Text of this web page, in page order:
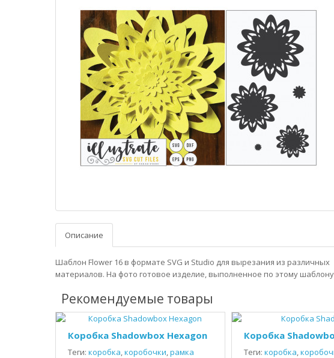
Описание
Шаблон Flower 16 в формате SVG и Studio для вырезания из различных
материалов. На фото готовое изделие, выполненное по этому
Рекомендуемые товары
Коробка Shadowbox Hexagon
Теги: коробка,коробочки,рамка
Коробка
Теги: коробка,